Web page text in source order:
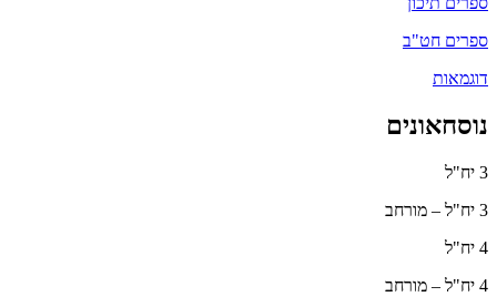
ספרים חט"ב
דוגמאות
נוסחאונים
3 יח"ל
3 יח"ל – מורחב
4 יח"ל
4 יח"ל – מורחב